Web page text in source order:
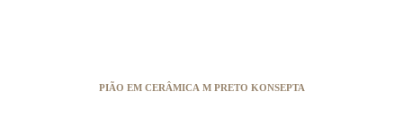
PIÃO EM CERÂMICA M PRETO KONSEPTA